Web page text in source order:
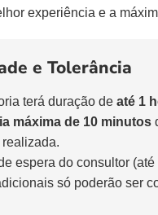
experiência e a
e Tolerância
terá duração deaté 1
máxima de 10 minutos
espera do consultor
só poderão ser